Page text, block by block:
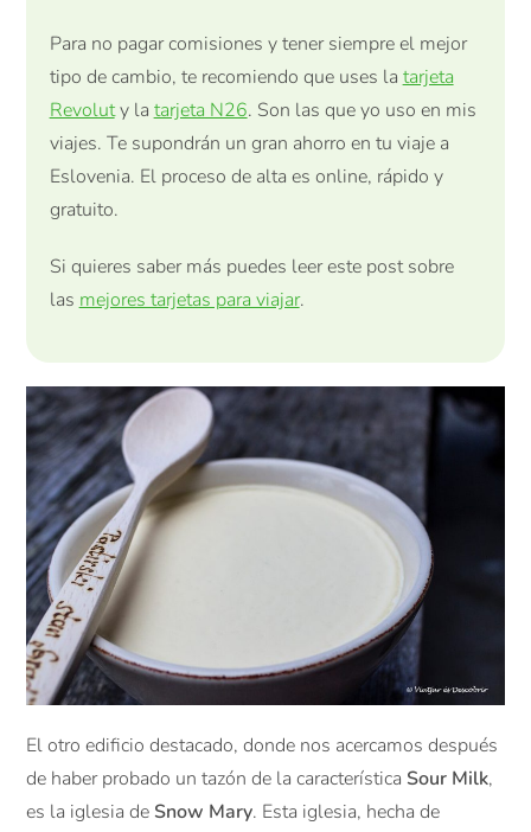
Para no pagar comisiones y tener siempre el mejor
tipo de cambio, te recomiendo que uses la tarjeta
Revoluty la tarjeta N26. Son las que yo uso en mis
viajes. Te supondrán un gran ahorro en tu viaje a
Eslovenia. El proceso de alta es online, rápido y
gratuito.
Si quieres saber más puedes leer este post sobre
las mejores tarjetas para viajar.
El otro edificio destacado, donde nos acercamos después
de haber probado un tazón de la característica Sour Milk,
es la iglesia de Snow Mary. Esta iglesia, hecha de